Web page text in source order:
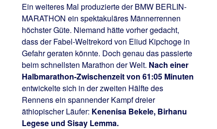
Ein weiteres Mal produzierte der BMW BERLIN-
MARATHON ein spektakuläres Männerrennen
höchster Güte. Niemand hätte vorher gedacht,
dass der Fabel-Weltrekord von Eliud Kipchoge in
Gefahr geraten könnte. Doch genau das passierte
beim schnellsten Marathon der Welt. Nach einer
Halbmarathon-Zwischenzeit von 61:05 Minuten
entwickelte sich in der zweiten Hälfte des
Rennens ein spannender Kampf dreier
äthiopischer Läufer: Kenenisa Bekele, Birhanu
Legese und Sisay Lemma.